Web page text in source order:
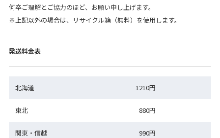
何卒ご理解とご協力のほど、お願い申し上げます。
※上記以外の場合は、リサイクル箱（無料）を使用します。
発送料金表
北海道 1210円
東北 880円
関東・信越 990円